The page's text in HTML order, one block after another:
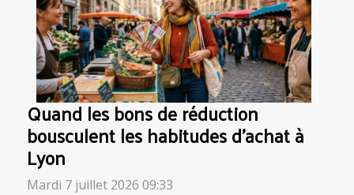
Quand les bons de réduction
bousculent les habitudes d’achat à
Lyon
Mardi 7 juillet 2026 09:33